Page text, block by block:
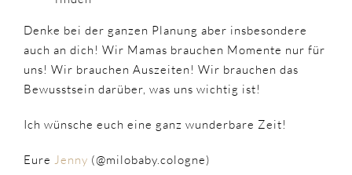
Denke bei der ganzen Planung aber insbesondere
auch an dich! Wir Mamas brauchen Momente nur für
uns! Wir brauchen Auszeiten! Wir brauchen das
Bewusstsein darüber, was uns wichtig ist!
Ich wünsche euch eine ganz wunderbare Zeit!
Eure Jenny (@milobaby.cologne)